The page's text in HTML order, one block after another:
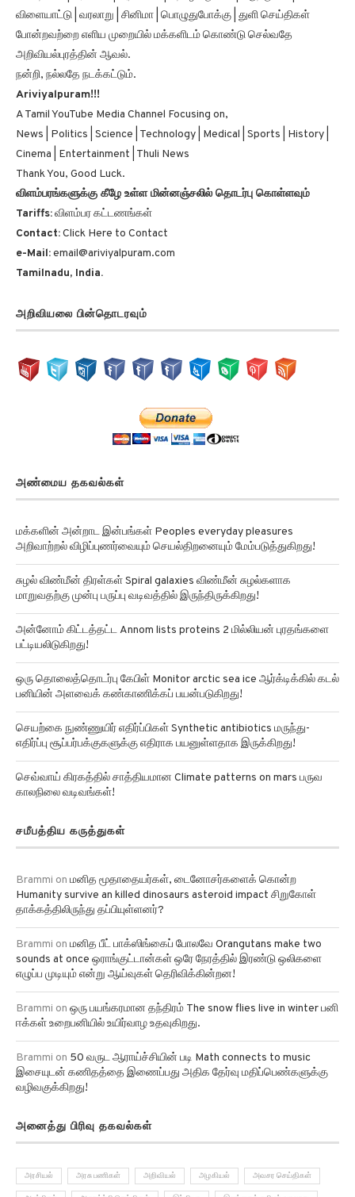
போன்றவற்றை எளிய முறையில் மக்களிடம் கொண்டு செல்வதே
அறிவியல்புரத்தின் ஆவல்.
நன்றி, நல்லதே நடக்கட்டும்.
Ariviyalpuram!!!
A Tamil YouTube Media Channel Focusing on,
News | Politics | Science | Technology | Medical | Sports | History |
Cinema | Entertainment | Thuli News
Thank You, Good Luck.
விளம்பரங்களுக்கு கீழே உள்ள மின்னஞ்சலில் தொடர்பு கொள்ளவும்
Tariffs:விளம்பர கட்டணங்கள்
Contact:Click Here to Contact
e-Mail: email@ariviyalpuram.com
Tamilnadu, India.
அறிவாற்றல் விழிப்புணர்வையும் செயல்திறனையும் மேம்படுத்துகிறது!
சுழல் விண்மீன் திரள்கள் Spiral galaxies விண்மீன் சுழல்களாக
மாறுவதற்கு முன்பு பருப்பு வடிவத்தில் இருந்திருக்கிறது!
அன்னோம் கிட்டத்தட்ட Annom lists proteins 2 மில்லியன் புரதங்களை
பட்டியலிடுகிறது!
ஒரு தொலைத்தொடர்பு கேபிள் Monitor arctic sea ice ஆர்க்டிக்கில் கடல்
பனியின் அளவைக் கண்காணிக்கப் பயன்படுகிறது!
செயற்கை நுண்ணுயிர் எதிர்ப்பிகள் Synthetic antibiotics மருந்து-
எதிர்ப்பு சூப்பர்பக்குகளுக்கு எதிராக பயனுள்ளதாக இருக்கிறது!
செவ்வாய் கிரகத்தில் சாத்தியமான Climate patterns on mars பருவ
காலநிலை வடிவங்கள்!
Humanity survive an killed dinosaurs asteroid impact சிறுகோள்
தாக்கத்திலிருந்து தப்பியுள்ளனர்?
Brammionமனித பீட் பாக்ஸிங்கைப் போலவே Orangutans make two
sounds at once ஒராங்குட்டான்கள் ஒரே நேரத்தில் இரண்டு ஒலிகளை
எழுப்ப முடியும் என்று ஆய்வுகள் தெரிவிக்கின்றன!
Brammionஒரு பயங்கரமான தந்திரம் The snow flies live in winter பனி
ஈக்கள் உறைபனியில் உயிர்வாழ உதவுகிறது.
Brammion50 வருட ஆராய்ச்சியின் படி Math connects to music
இசையுடன் கணிதத்தை இணைப்பது அதிக தேர்வு மதிப்பெண்களுக்கு
வழிவகுக்கிறது!
ஆன்மிகம் ஆராய்ச்சி செய்திகள் இந்தியா இலங்கைத் தமிழர் வரலாறு